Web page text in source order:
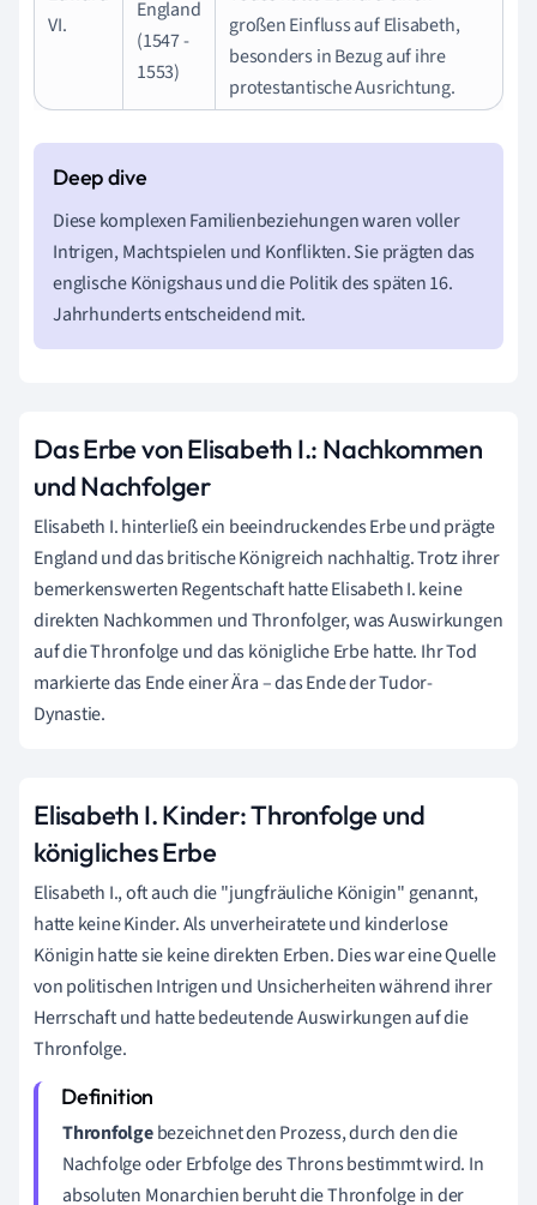
VI.
England
(1547 -
1553)
großen Einfluss auf Elisabeth,
besonders in Bezug auf ihre
protestantische Ausrichtung.
Diese komplexen Familienbeziehungen waren voller
Intrigen, Machtspielen und Konflikten. Sie prägten das
englische Königshaus und die Politik des späten 16.
Jahrhunderts entscheidend mit.
Das Erbe von Elisabeth I.: Nachkommen
und Nachfolger
Elisabeth I. hinterließ ein beeindruckendes Erbe und prägte
England und das britische Königreich nachhaltig. Trotz ihrer
bemerkenswerten Regentschaft hatte Elisabeth I. keine
direkten Nachkommen und Thronfolger, was Auswirkungen
auf die Thronfolge und das königliche Erbe hatte. Ihr Tod
markierte das Ende einer Ära – das Ende der Tudor-
Dynastie.
Elisabeth I. Kinder: Thronfolge und
königliches Erbe
Elisabeth I., oft auch die "jungfräuliche Königin" genannt,
hatte keine Kinder. Als unverheiratete und kinderlose
Königin hatte sie keine direkten Erben. Dies war eine Quelle
von politischen Intrigen und Unsicherheiten während ihrer
Herrschaft und hatte bedeutende Auswirkungen auf die
Thronfolge.
Thronfolgebezeichnet den Prozess, durch den die
Nachfolge oder Erbfolge des Throns bestimmt wird. In
absoluten Monarchien beruht die Thronfolge in der